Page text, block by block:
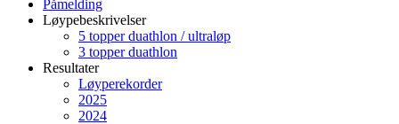
Påmelding
Løypebeskrivelser
5 topper duathlon / ultraløp
3 topper duathlon
Resultater
Løyperekorder
2025
2024